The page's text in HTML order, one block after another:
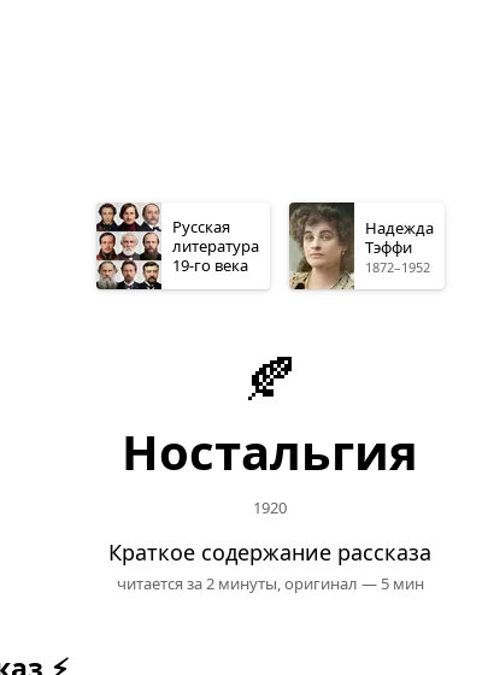
Русская
литература
19-говека
Надежда
Тэффи
1872–1952
🍂
Ностальгия
1920
Краткое содержание рассказа
читается за 2 минуты,оригинал — 5 мин